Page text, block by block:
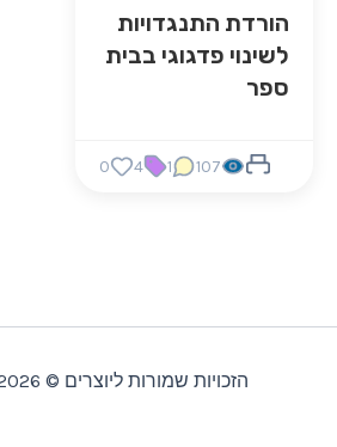
הורדת התנגדויות
לשינוי פדגוגי בבית
ספר
107
1
4
0
הזכויות שמורות ליוצרים © 2026 חומר פתוח |